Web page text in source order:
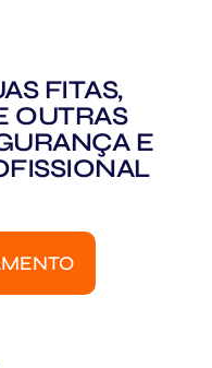
FITAS,
OUTRAS
E